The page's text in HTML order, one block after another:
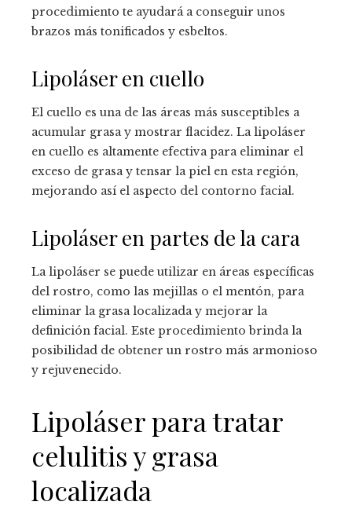
procedimiento te ayudará a conseguir unos
brazos más tonificados y esbeltos.
Lipoláser en cuello
El cuello es una de las áreas más susceptibles a
acumular grasa y mostrar flacidez. La lipoláser
en cuello es altamente efectiva para eliminar el
exceso de grasa y tensar la piel en esta región,
mejorando así el aspecto del contorno facial.
Lipoláser en partes de la cara
La lipoláser se puede utilizar en áreas específicas
del rostro, como las mejillas o el mentón, para
eliminar la grasa localizada y mejorar la
definición facial. Este procedimiento brinda la
posibilidad de obtener un rostro más armonioso
y rejuvenecido.
Lipoláser para tratar
celulitis y grasa
localizada